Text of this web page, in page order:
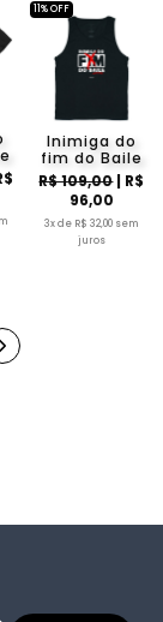
Inimiga do
fim do Baile
R$ 109,00| R$
96,00
3x de R$ 32,00 sem
juros
11% OFF